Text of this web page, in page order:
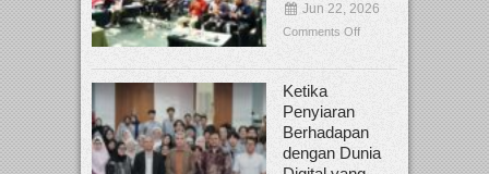
Jun 22, 2026
Comments Off
Ketika
Penyiaran
Berhadapan
dengan Dunia